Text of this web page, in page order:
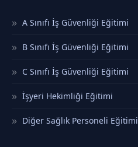
A Sınıfı İş Güvenliği Eğitimi
B Sınıfı İş Güvenliği Eğitimi
C Sınıfı İş Güvenliği Eğitimi
İşyeri Hekimliği Eğitimi
Diğer Sağlık Personeli Eğitimi